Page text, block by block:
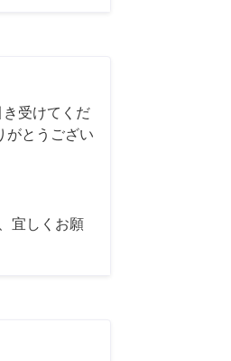
受けてくだ
がとうござい
宜しくお願